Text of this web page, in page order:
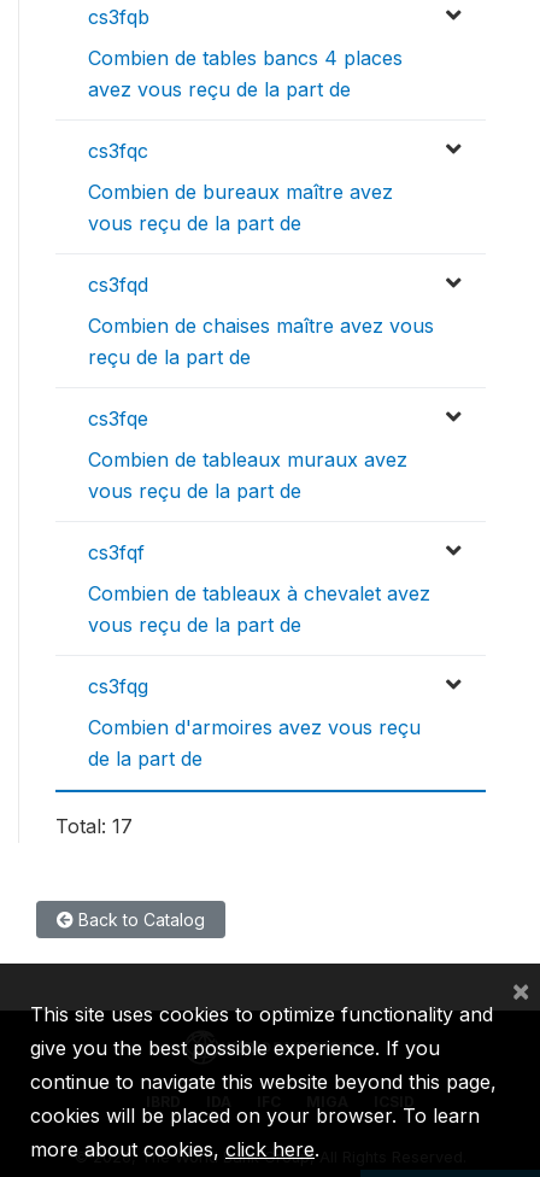
cs3fqb
Combien de tables bancs 4 places
avez vous reçu de la part de
cs3fqc
Combien de bureaux maître avez
vous reçu de la part de
cs3fqd
Combien de chaises maître avez vous
reçu de la part de
cs3fqe
Combien de tableaux muraux avez
vous reçu de la part de
cs3fqf
Combien de tableaux à chevalet avez
vous reçu de la part de
cs3fqg
Combien d'armoires avez vous reçu
de la part de
Total: 17
Back to Catalog
©2026, The World Bank Group, All Rights Reserved.
This site uses cookies to optimize functionality and
give you the best possible experience. If you
continue to navigate this website beyond this page,
cookies will be placed on your browser. To learn
more about cookies, click here.
×